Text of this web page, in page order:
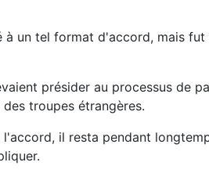
à un tel format d'accord, mais
présider au processus de
troupes étrangères.
il resta pendant